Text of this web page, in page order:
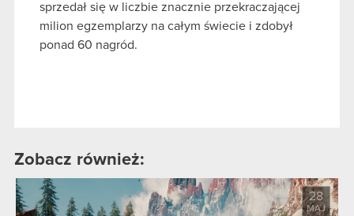
sprzedał się w liczbie znacznie przekraczającej
milion egzemplarzy na całym świecie i zdobył
ponad 60 nagród.
Zobacz również:
28
MAJ